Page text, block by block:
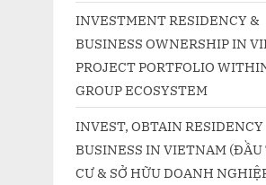
INVESTMENT RESIDENCY &
BUSINESS OWNERSHIP IN
PROJECT PORTFOLIO
GROUP ECOSYSTEM
INVEST, OBTAIN
BUSINESS IN VIETNAM
CƯ & SỞ HỮU DOANH